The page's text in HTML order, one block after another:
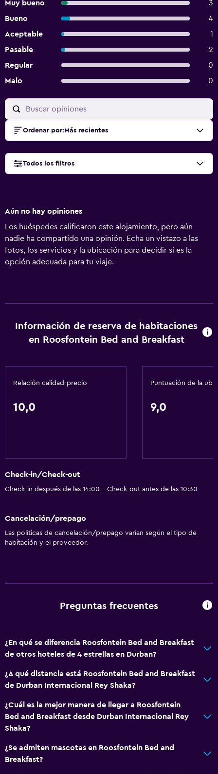
Muy bueno
3
Bueno
4
Aceptable
1
Pasable
2
Regular
0
Malo
0
Ordenar por: Más recientes
Todos los filtros
Aún no hay opiniones
Los huéspedes calificaron este alojamiento, pero aún
nadie ha compartido una opinión. Echa un vistazo a las
fotos, los servicios y la ubicación para decidir si es la
opción adecuada para tu viaje.
Información de reserva de habitaciones
en Roosfontein Bed and Breakfast
Relación calidad-precio
10,0
Puntuación de la
9,0
Check-in/Check-out
Check-in después de las 14:00 - Check-out antes de las 10:30
Cancelación/prepago
Las políticas de cancelación/prepago varían según el tipo de
habitación y el proveedor.
Preguntas frecuentes
¿En qué se diferencia Roosfontein Bed and Breakfast
de otros hoteles de 4 estrellas en Durban?
¿A qué distancia está Roosfontein Bed and Breakfast
de Durban Internacional Rey Shaka?
¿Cuál es la mejor manera de llegar a Roosfontein
Bed and Breakfast desde Durban Internacional Rey
Shaka?
¿Se admiten mascotas en Roosfontein Bed and
Breakfast?